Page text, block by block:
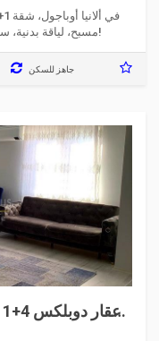
مسبح، لياقة بدنية، ساونا، مصعد، أمان. تبعد عن البحر 200 متر فقط!
جاهز للسكن